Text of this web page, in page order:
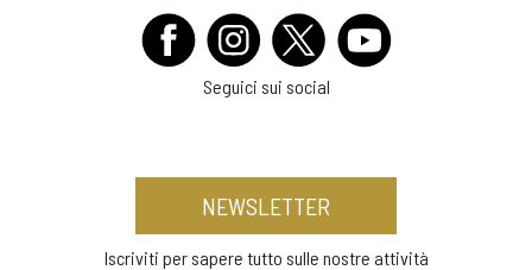
Seguici sui social
NEWSLETTER
Iscriviti per sapere tutto sulle nostre attività